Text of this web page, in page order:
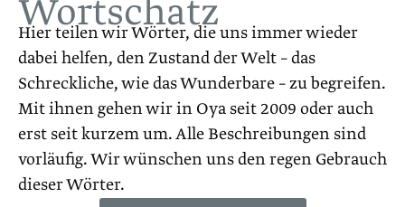
Wortschatz
Hier teilen wir Wörter, die uns immer wieder
dabei helfen, den Zustand der Welt – das
Schreckliche, wie das Wunderbare – zu begreifen.
Mit ihnen gehen wir in Oya seit 2009 oder auch
erst seit kurzem um. Alle Beschreibungen sind
vorläufig. Wir wünschen uns den regen Gebrauch
dieser Wörter.